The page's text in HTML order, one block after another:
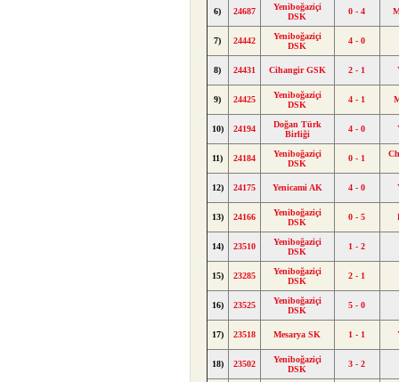
6) 24687
Yeniboğaziçi
DSK
0 - 4
7) 24442
Yeniboğaziçi
DSK
4 - 0
8) 24431 Cihangir GSK 2 - 1
9) 24425
Yeniboğaziçi
DSK
4 - 1
10) 24194
Doğan Türk
Birliği
4 - 0
11) 24184
Yeniboğaziçi
DSK
0 - 1
12) 24175 Yenicami AK 4 - 0
13) 24166
Yeniboğaziçi
DSK
0 - 5
14) 23510
Yeniboğaziçi
DSK
1 - 2
15) 23285
Yeniboğaziçi
DSK
2 - 1
16) 23525
Yeniboğaziçi
DSK
5 - 0
17) 23518 Mesarya SK 1 - 1
18) 23502
Yeniboğaziçi
DSK
3 - 2